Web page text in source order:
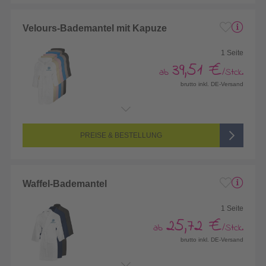
Velours-Bademantel mit Kapuze
1 Seite
ab 39,51 €/Stck.
brutto inkl. DE-Versand
Seitenanzahl: 1-seitig (eine Position bestickt)
Mehrfarbig bestickt, mit max. 6 Farben bestickt
PREISE & BESTELLUNG
Waffel-Bademantel
1 Seite
ab 25,72 €/Stck.
brutto inkl. DE-Versand